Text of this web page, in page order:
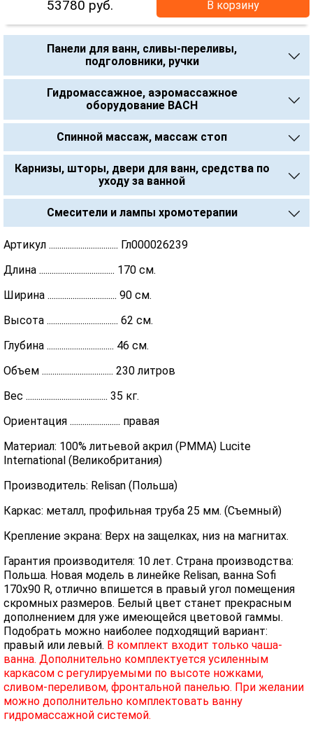
53780 руб. В корзину
Панели для ванн, сливы-переливы,
подголовники, ручки
Гидромассажное, аэромассажное
оборудование BACH
Спинной массаж, массаж стоп
Карнизы, шторы, двери для ванн, средства по
уходу за ванной
Смесители и лампы хромотерапии
Артикул ................................. Гл000026239
Длина .................................... 170 см.
Ширина ................................. 90 см.
Высота .................................. 62 см.
Глубина ................................ 46 см.
Объем .................................. 230 литров
Вес ....................................... 35 кг.
Ориентация ........................ правая
Материал: 100% литьевой акрил (PMMA) Lucite
International (Великобритания)
Производитель: Relisan (Польша)
Каркас: металл, профильная труба 25 мм. (Съемный)
Крепление экрана: Верх на защелках, низ на магнитах.
Гарантия производителя: 10 лет. Страна производства:
Польша. Новая модель в линейке Relisan, ванна Sofi
170x90 R, отлично впишется в правый угол помещения
скромных размеров. Белый цвет станет прекрасным
дополнением для уже имеющейся цветовой гаммы.
Подобрать можно наиболее подходящий вариант:
правый или левый. В комплект входит только чаша-
ванна. Дополнительно комплектуется усиленным
каркасом с регулируемыми по высоте ножками,
сливом-переливом, фронтальной панелью. При желании
можно дополнительно комплектовать ванну
гидромассажной системой.